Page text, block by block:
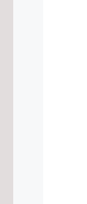
7/08/
7/08/